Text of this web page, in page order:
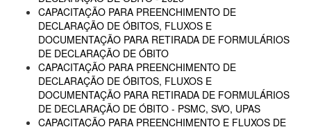
CAPACITAÇÃO PARA PREENCHIMENTO DE
DECLARAÇÃO DE ÓBITOS, FLUXOS E
DOCUMENTAÇÃO PARA RETIRADA DE FORMULÁRIOS
DE DECLARAÇÃO DE ÓBITO
CAPACITAÇÃO PARA PREENCHIMENTO DE
DECLARAÇÃO DE ÓBITOS, FLUXOS E
DOCUMENTAÇÃO PARA RETIRADA DE FORMULÁRIOS
DE DECLARAÇÃO DE ÓBITO - PSMC, SVO, UPAS
CAPACITAÇÃO PARA PREENCHIMENTO E FLUXOS DE